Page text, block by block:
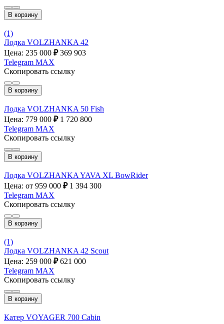
В корзину
(1)
Лодка VOLZHANKA 42
Цена: 235 000 ₽ 369 903
Telegram MAX
Скопировать ссылку
В корзину
Лодка VOLZHANKA 50 Fish
Цена: 779 000 ₽ 1 720 800
Telegram MAX
Скопировать ссылку
В корзину
Лодка VOLZHANKA YAVA XL BowRider
Цена: от 959 000 ₽ 1 394 300
Telegram MAX
Скопировать ссылку
В корзину
(1)
Лодка VOLZHANKA 42 Scout
Цена: 259 000 ₽ 621 000
Telegram MAX
Скопировать ссылку
В корзину
Катер VOYAGER 700 Cabin